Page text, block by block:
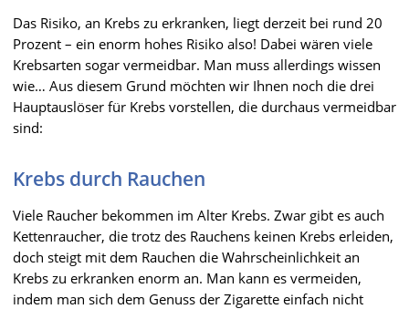
Das Risiko, an Krebs zu erkranken, liegt derzeit bei rund 20
Prozent – ein enorm hohes Risiko also! Dabei wären viele
Krebsarten sogar vermeidbar. Man muss allerdings wissen
wie… Aus diesem Grund möchten wir Ihnen noch die drei
Hauptauslöser für Krebs vorstellen, die durchaus vermeidbar
sind:
Krebs durch Rauchen
Viele Raucher bekommen im Alter Krebs. Zwar gibt es auch
Kettenraucher, die trotz des Rauchens keinen Krebs erleiden,
doch steigt mit dem Rauchen die Wahrscheinlichkeit an
Krebs zu erkranken enorm an. Man kann es vermeiden,
indem man sich dem Genuss der Zigarette einfach nicht